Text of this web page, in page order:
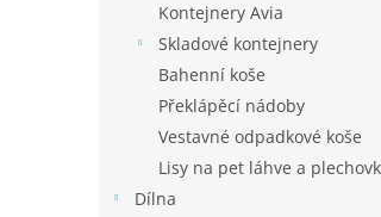
Kontejnery Avia
Skladové kontejnery
Bahenní koše
Překlápěcí nádoby
Vestavné odpadkové koše
Lisy na pet láhve a
Dílna